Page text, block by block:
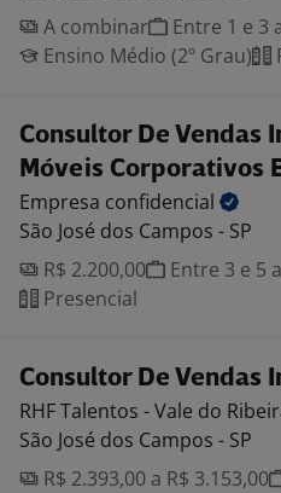
A combinar
Entre 1 e 3
Ensino Médio (2º Grau)
Consultor De Vendas
Móveis Corporativos
Empresa confidencial
São José dos Campos - SP
R$ 2.200,00
Entre 3 e 5
Presencial
Consultor De Vendas
RHF Talentos - Vale do
São José dos Campos - SP
R$ 2.393,00 a R$ 3.153,00